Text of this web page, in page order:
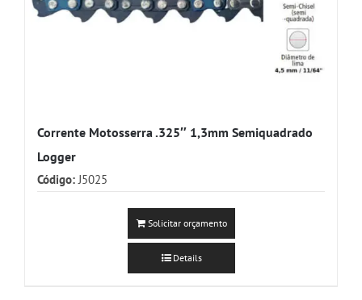
Corrente Motosserra .325″ 1,3mm Semiquadrado
Logger
Código: J5025
Solicitar orçamento
Details